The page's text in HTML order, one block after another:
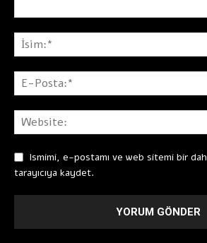
Ismimi, e-postamı ve web sitemi bir
tarayıcıya kaydet.